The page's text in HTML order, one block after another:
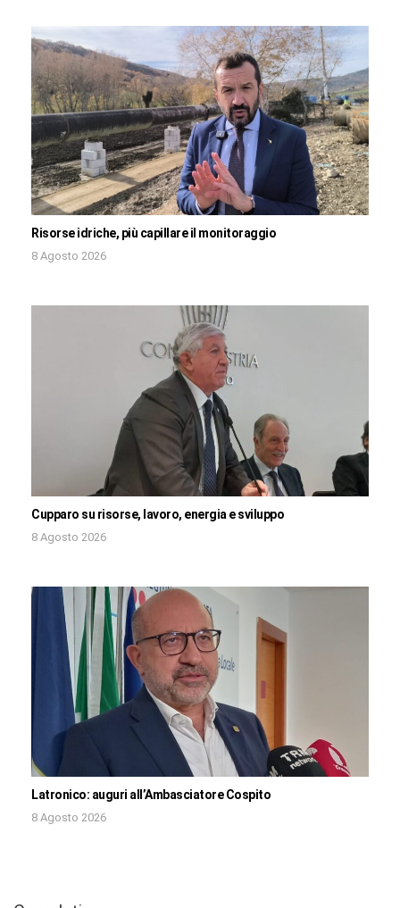
Risorse idriche, più capillare il monitoraggio
8 Agosto 2026
Cupparo su risorse, lavoro, energia e sviluppo
8 Agosto 2026
Latronico: auguri all’Ambasciatore Cospito
8 Agosto 2026